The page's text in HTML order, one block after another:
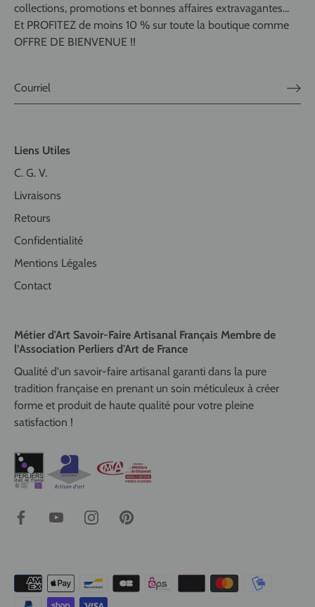
collections, promotions et bonnes affaires extravagantes...
Et PROFITEZ de moins 10 % sur toute la boutique comme
OFFRE DE BIENVENUE !!
Liens Utiles
C. G. V.
Livraisons
Retours
Confidentialité
Mentions Légales
Contact
Métier d'Art Savoir-Faire Artisanal Français Membre de
l’Association Perliers d'Art de France
Qualité d'un savoir-faire artisanal garanti dans la pure
tradition française en prenant un soin méticuleux à créer
forme et produit de haute qualité pour votre pleine
satisfaction !